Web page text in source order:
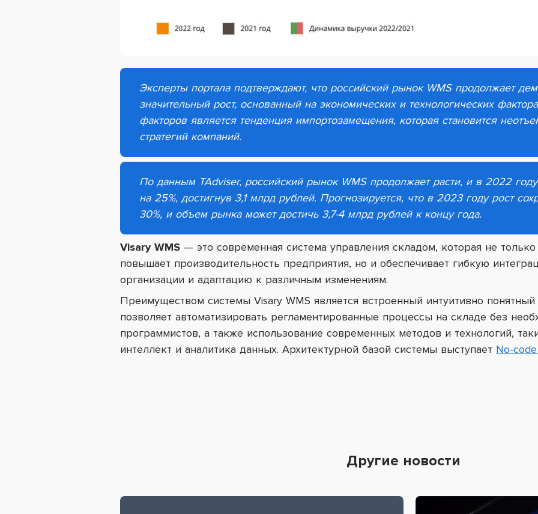
Эксперты портала подтверждают, что российский рынок WMS продолжает
значительный рост, основанный на экономических и технологических
факторов является тенденция импортозамещения, которая становится
стратегий компаний.
По данным TAdviser, российский рынок WMS продолжает расти, и в 2022
на 25%, достигнув 3,1 млрд рублей. Прогнозируется, что в 2023 году рост
30%, и объем рынка может достичь 3,7-4 млрд рублей к концу года.
Visary WMS — это современная система управления складом, которая не
повышает производительность предприятия, но и обеспечивает гибкую
организации и адаптацию к различным изменениям.
Преимуществом системы Visary WMS является встроенный интуитивно
позволяет автоматизировать регламентированные процессы на складе без
программистов, а также использование современных методов и технологий,
интеллект и аналитика данных. Архитектурной базой системы выступает No-
Другие новости